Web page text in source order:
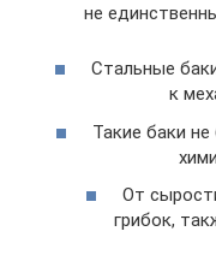
не
Стальные
к
Такие баки
От
грибок,